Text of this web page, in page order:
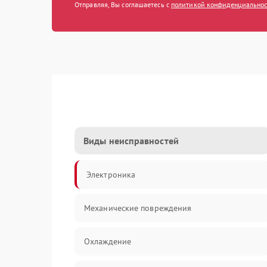
Отправляя, Вы соглашаетесь с политикой
Виды неисправностей
Электроника
Механические повреждения
Охлаждение